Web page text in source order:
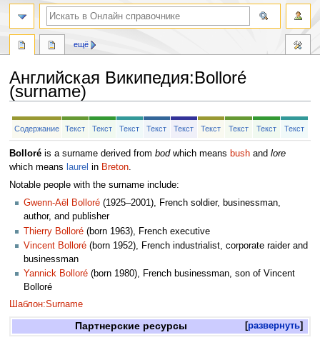
Английская Википедия:Bolloré
(surname)
Перейти
навигации
Перейти
Содержание Текст Текст Текст Текст Текст Текст Текст Текст Текст
Bolloréis a surname derived from bodwhich means bushand lore
which means laurel in Breton.
Notable people with the surname include:
Gwenn-Aël Bolloré (1925–2001), French soldier, businessman,
author, and publisher
Thierry Bolloré (born 1963), French executive
Vincent Bolloré (born 1952), French industrialist, corporate raider and
businessman
Yannick Bolloré (born 1980), French businessman, son of Vincent
Bolloré
Шаблон:Surname
развернуть
Партнерские ресурсы
ещё